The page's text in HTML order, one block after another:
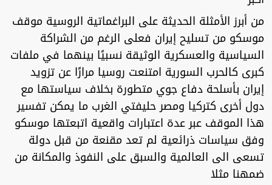
من أبرز الأمثلة الحديثة على البراغماتية الروسية موقف
موسكو من تسليح إيران فعلى الرغم من الشراكة
السياسية والعسكرية الوثيقة نسبيًا بينهما في ملفات
كبرى كالحرب السورية امتنعت روسيا مرارًا عن تزويد
إيران بأسلحة دفاع جوي متطورة بخلاف سياستها مع
دول أخرى كتركيا ومصر حليفتي الغرب ما يمكن تفسير
هذا الموقف عبر عدة اعتبارات واقعية اتبعتها موسكو
وفق سياسات ذرائعية لم تعد مقنعة من قبل دولة
تسعى الى العالمية والسبق على النفوذ والمكانة من
ضمهنا مثلا